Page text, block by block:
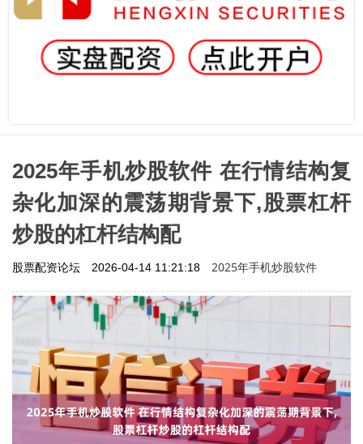
2025年手机炒股软件 在行情结构复
杂化加深的震荡期背景下,股票杠杆
炒股的杠杆结构配
股票配资论坛 2026-04-14 11:21:18 2025年手机炒股软件